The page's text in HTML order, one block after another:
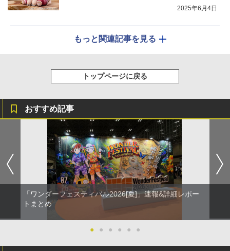
2025年6月4日
もっと関連記事を見る
トップページに戻る
おすすめ記事
「ワンダーフェスティバル2026[夏]」速報&詳細レポー
トまとめ
● ● ● ● ● ●